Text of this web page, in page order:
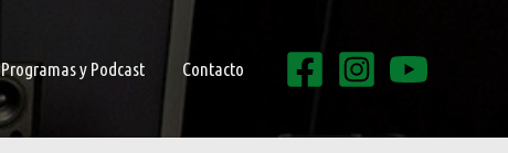
Programas y Podcast Contacto